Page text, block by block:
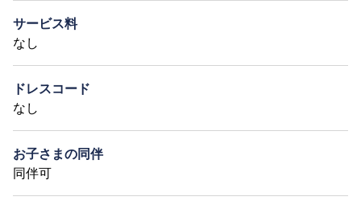
サービス料
なし
ドレスコード
なし
お子さまの同伴
同伴可